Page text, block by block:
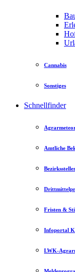
Cannabis
Sonstiges
Schnellfinder
Amtliche
Fristen &
Infoportal
LWK-